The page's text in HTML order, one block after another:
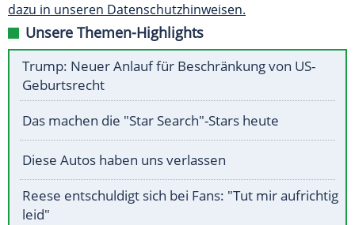
dazu in unseren Datenschutzhinweisen.
Unsere Themen-Highlights
Trump: Neuer Anlauf für Beschränkung von US-
Geburtsrecht
Das machen die "Star Search"-Stars heute
Diese Autos haben uns verlassen
Reese entschuldigt sich bei Fans: "Tut mir aufrichtig
leid"